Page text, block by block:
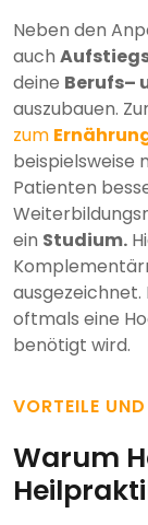
Neben den
auch
deine Berufs–
auszubauen.
zum
beispielsweise
Patienten
ein Studium.
ausgezeichnet.
oftmals eine
benötigt wird.
VORTEILE
Warum